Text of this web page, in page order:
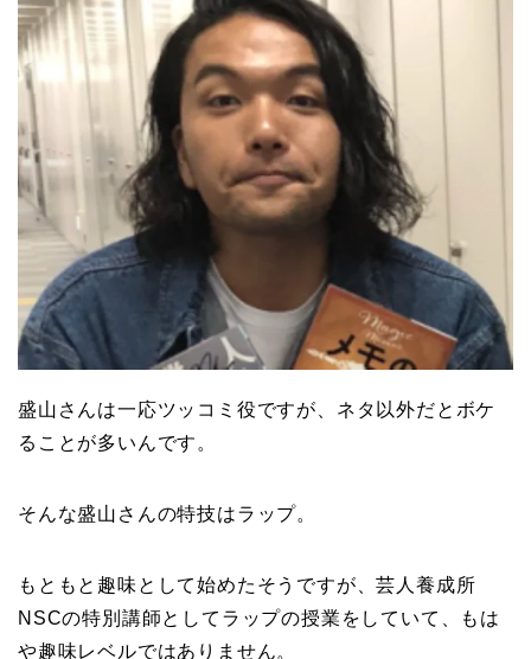
盛山さんは一応ツッコミ役ですが、ネタ以外だとボケ
ることが多いんです。
そんな盛山さんの特技はラップ。
もともと趣味として始めたそうですが、芸人養成所
NSCの特別講師としてラップの授業をしていて、もは
や趣味レベルではありません。